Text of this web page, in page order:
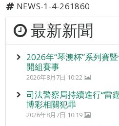
NEWS-1-4-261860
最新新聞
2026年“琴澳杯”系列賽
開組賽事
2026年8月7日 10:22
司法警察局持續進行“雷
博彩相關犯罪
2026年8月7日 10:19